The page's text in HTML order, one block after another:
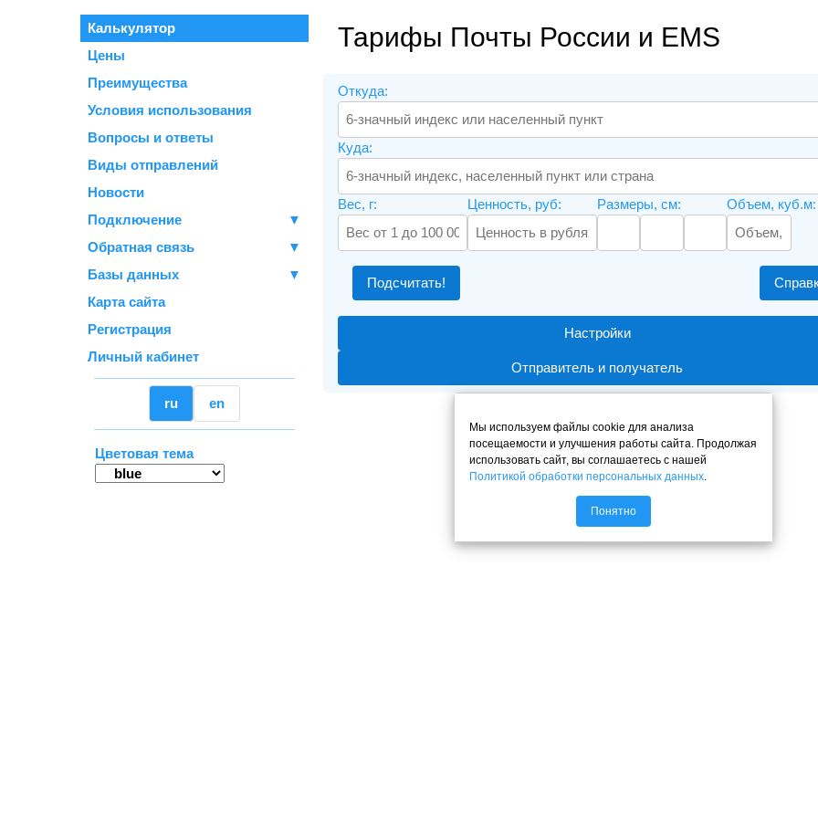
Калькулятор
Цены
Преимущества
Условия использования
Вопросы и ответы
Виды отправлений
Новости
Подключение
▼
Обратная связь
▼
Базы данных
▼
Карта сайта
Регистрация
Личный кабинет
ru en
Цветовая тема
Тарифы Почты России и EMS
Откуда:
Куда:
Вес, г: Ценность, руб: Размеры, см: Объем, куб.м:
Подсчитать!
Настройки
Отправитель и получатель
Мы используем файлы cookie для анализа
посещаемости и улучшения работы сайта. Продолжая
использовать сайт, вы соглашаетесь с нашей
Политикой обработки персональных данных.
Понятно